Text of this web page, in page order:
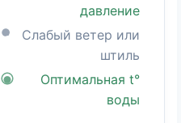
давление
Слабый ветер или
штиль
Оптимальная t°
воды